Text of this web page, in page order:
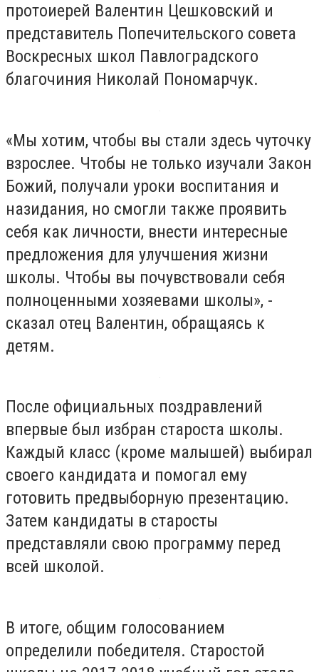
протоиерей Валентин Цешковский и
представитель Попечительского совета
Воскресных школ Павлоградского
благочиния Николай Пономарчук.
«Мы хотим, чтобы вы стали здесь чуточку
взрослее. Чтобы не только изучали Закон
Божий, получали уроки воспитания и
назидания, но смогли также проявить
себя как личности, внести интересные
предложения для улучшения жизни
школы. Чтобы вы почувствовали себя
полноценными хозяевами школы», -
сказал отец Валентин, обращаясь к
детям.
После официальных поздравлений
впервые был избран староста школы.
Каждый класс (кроме малышей) выбирал
своего кандидата и помогал ему
готовить предвыборную презентацию.
Затем кандидаты в старосты
представляли свою программу перед
всей школой.
В итоге, общим голосованием
определили победителя. Старостой